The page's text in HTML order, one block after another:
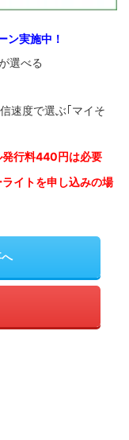
ン実施中！
選べる
速度で選ぶ｢マイそ
発行料440円は必要
イトを申し込みの場